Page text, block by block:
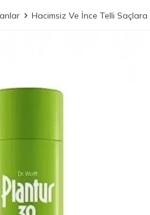
Hacimsiz Ve İnce Telli